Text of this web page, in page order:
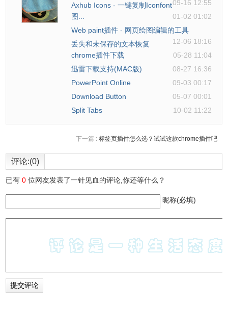
09-16 12:55
Axhub Icons - 一键复制Iconfont
图...
01-02 01:02
Web paint插件 - 网页绘图编辑的工具
12-06 18:16
丢失和未保存的文本恢复
chrome插件下载
05-28 11:04
迅雷下载支持(MAC版)
08-27 16:36
PowerPoint Online
09-03 00:17
Download Button
05-07 00:01
Split Tabs
10-02 11:22
下一篇 : 标签页插件怎么选？试试这款chrome插件吧
评论:(0)
已有0 位网友发表了一针见血的评论,你还等什么？
昵称(必填)